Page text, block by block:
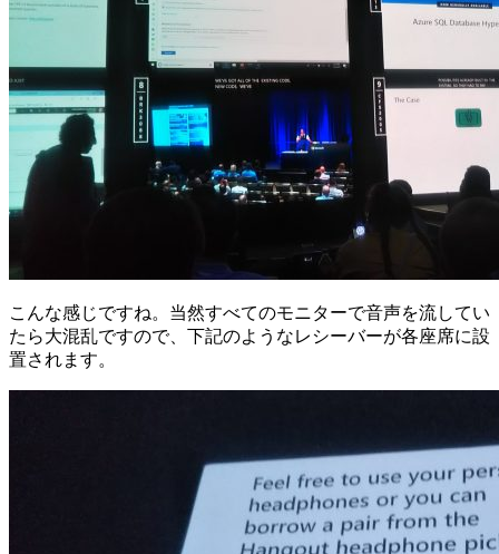
こんな感じですね。当然すべてのモニターで音声を流してい
たら大混乱ですので、下記のようなレシーバーが各座席に設
置されます。